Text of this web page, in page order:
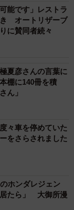
能です」レストラ
き オートリザーブ
に賛同者続々
夏彦さんの言葉に
棚に140冊を積
ん」
々車を停めていた
をさらされました
ホンダレジェン
たら」 大御所漫